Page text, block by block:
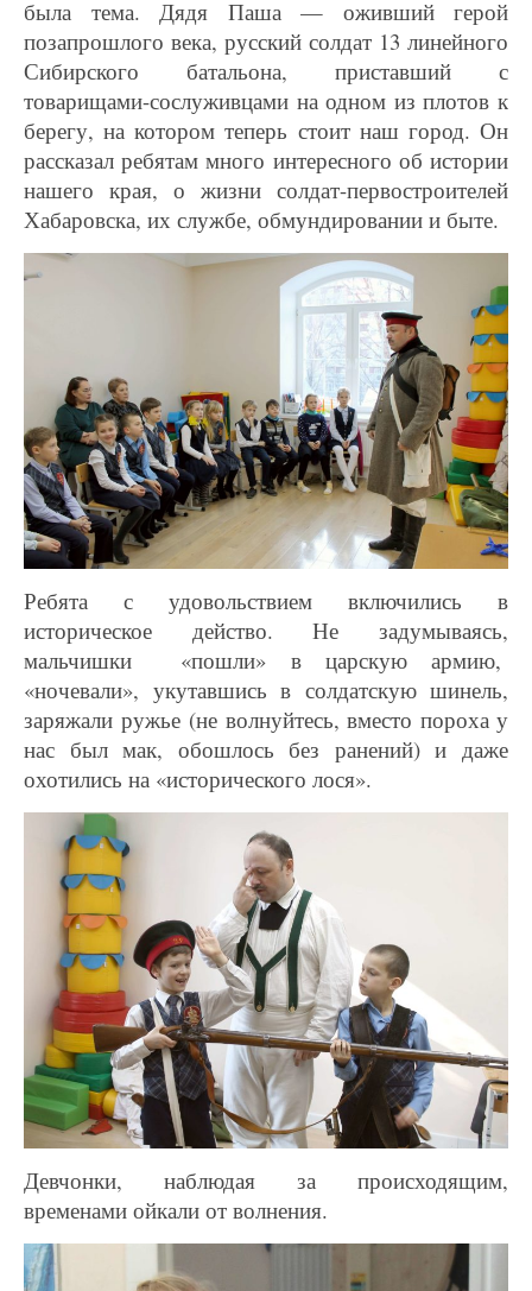
была тема. Дядя Паша — оживший герой
позапрошлого века, русский солдат 13 линейного
Сибирского батальона, приставший с
товарищами-сослуживцами на одном из плотов к
берегу, на котором теперь стоит наш город. Он
рассказал ребятам много интересного об истории
нашего края, о жизни солдат-первостроителей
Хабаровска, их службе, обмундировании и быте.
Ребята с удовольствием включились в
историческое действо. Не задумываясь,
мальчишки «пошли» в царскую армию,
«ночевали», укутавшись в солдатскую шинель,
заряжали ружье (не волнуйтесь, вместо пороха у
нас был мак, обошлось без ранений) и даже
охотились на «исторического лося».
Девчонки, наблюдая за происходящим,
временами ойкали от волнения.